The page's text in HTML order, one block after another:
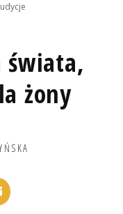
świata,
żony